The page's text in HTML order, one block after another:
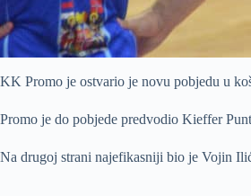
KK Promo je ostvario je novu pobjedu u
Promo je do pobjede predvodio Kieffer
Na drugoj strani najefikasniji bio je Vojin